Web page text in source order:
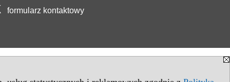
formularz kontaktowy